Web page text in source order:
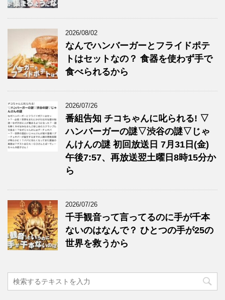
2026/08/02
なんでハンバーガーとフライドポテ
トはセットなの？ 食器を使わず手で
食べられるから
2026/07/26
番組告知 チコちゃんに叱られる! ▽
ハンバーガーの謎▽渋谷の謎▽じゃ
んけんの謎 初回放送日 7月31日(金)
午後7:57、再放送翌土曜日8時15分か
ら
2026/07/26
千手観音って言ってるのに手が千本
ないのはなんで？ ひとつの手が25の
世界を救うから